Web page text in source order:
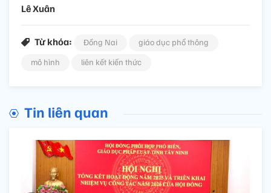
Lê Xuân
Từ khóa: Đồng Nai
giáo dục phổ thông
mô hình
liên kết kiến thức
Tin liên quan